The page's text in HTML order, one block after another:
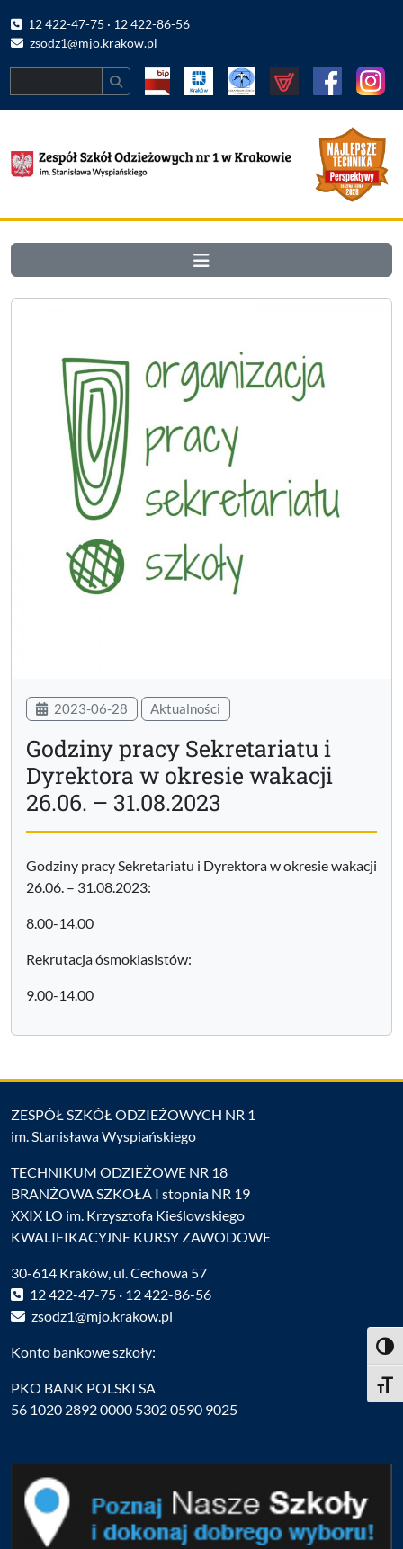
12 422-47-75 · 12 422-86-56
zsodz1@mjo.krakow.pl
2023-06-28 Aktualności
Godziny pracy Sekretariatu i
Dyrektora w okresie wakacji
26.06. – 31.08.2023
Godziny pracy Sekretariatu i Dyrektora w okresie wakacji
26.06. – 31.08.2023:
8.00-14.00
Rekrutacja ósmoklasistów:
9.00-14.00
ZESPÓŁ SZKÓŁ ODZIEŻOWYCH NR 1
im. Stanisława Wyspiańskiego
TECHNIKUM ODZIEŻOWE NR 18
BRANŻOWA SZKOŁA I stopnia NR 19
XXIX LO im. Krzysztofa Kieślowskiego
KWALIFIKACYJNE KURSY ZAWODOWE
30-614 Kraków, ul. Cechowa 57
12 422-47-75 · 12 422-86-56
zsodz1@mjo.krakow.pl
Konto bankowe szkoły:
PKO BANK POLSKI SA
56 1020 2892 0000 5302 0590 9025